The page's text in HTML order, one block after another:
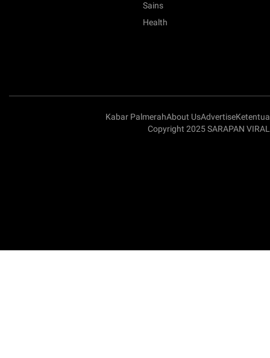
Sains
Health
Kabar PalmerahAbout UsAdvertise
Copyright 2025 SARAPAN